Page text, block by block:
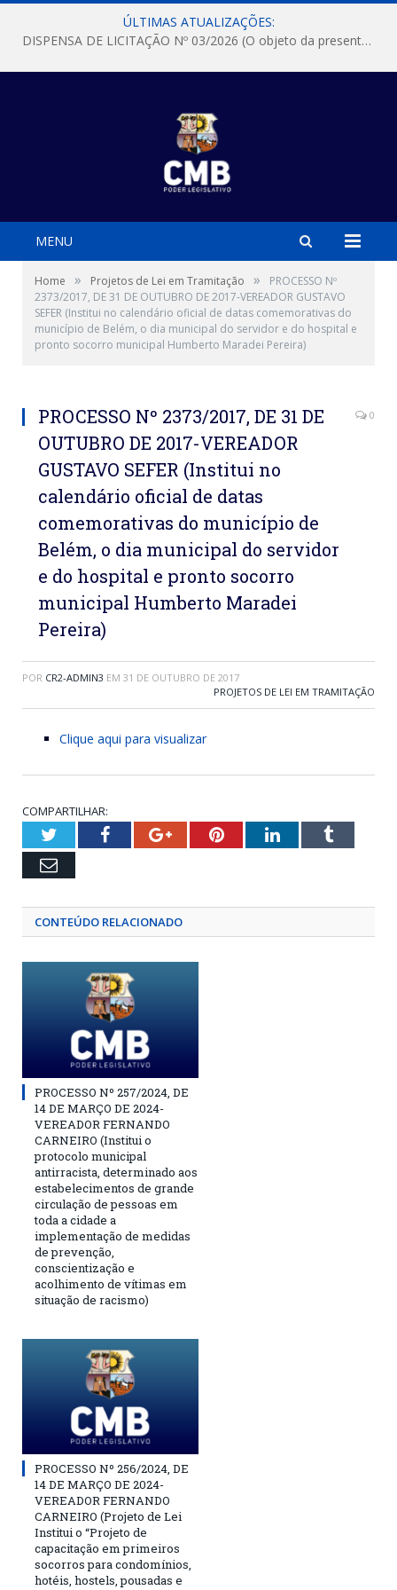
ÚLTIMAS ATUALIZAÇÕES:
DISPENSA DE LICITAÇÃO Nº 03/2026 (O objeto da presente dispensa é a escolha da proposta mais vantajosa para a aquisição, de aparelhos de ar condicionado, tipo Split, com material de instalação e fogão industrial, conforme condições, quantidades e exigências estabelecidas no termo de referencia e neste aviso de contratação direta e seus anexos)
MENU
Home » Projetos de Lei em Tramitação »
PROCESSO Nº
2373/2017, DE 31 DE OUTUBRO DE 2017-VEREADOR GUSTAVO
SEFER (Institui no calendário oficial de datas comemorativas do
município de Belém, o dia municipal do servidor e do hospital e
pronto socorro municipal Humberto Maradei Pereira)
PROCESSO Nº 2373/2017, DE 31 DE
OUTUBRO DE 2017-VEREADOR
GUSTAVO SEFER (Institui no
calendário oficial de datas
comemorativas do município de
Belém, o dia municipal do servidor
e do hospital e pronto socorro
municipal Humberto Maradei
Pereira)
0
POR CR2-ADMIN3 EM 31 DE OUTUBRO DE 2017
PROJETOS DE LEI EM TRAMITAÇÃO
Clique aqui para visualizar
COMPARTILHAR:
TwitterFacebookGoogle+PinterestLinkedInTumblr
Email
CONTEÚDO RELACIONADO
PROCESSO Nº 257/2024, DE
14 DE MARÇO DE 2024-
VEREADOR FERNANDO
CARNEIRO (Institui o
protocolo municipal
antirracista, determinado aos
estabelecimentos de grande
circulação de pessoas em
toda a cidade a
implementação de medidas
de prevenção,
conscientização e
acolhimento de vítimas em
situação de racismo)
PROCESSO Nº 256/2024, DE
14 DE MARÇO DE 2024-
VEREADOR FERNANDO
CARNEIRO (Projeto de Lei
Institui o “Projeto de
capacitação em primeiros
socorros para condomínios,
hotéis, hostels, pousadas e